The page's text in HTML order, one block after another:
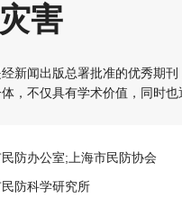
害
经新闻出版总署批准的优秀期
，不仅具有学术价值，同时也
民防办公室;上海市民防协会
民防科学研究所